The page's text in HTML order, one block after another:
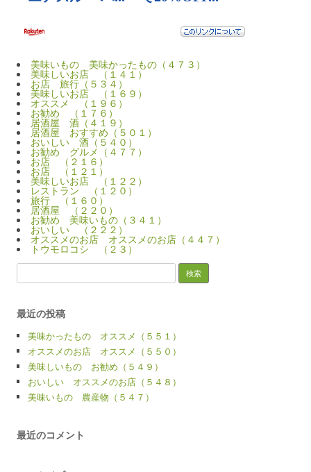
美味いもの 美味かったもの（４７３）
美味しいお店 （１４１）
お店 旅行（５３４）
美味しいお店 （１６９）
オススメ （１９６）
お勧め （１７６）
居酒屋 酒（４１９）
居酒屋 おすすめ（５０１）
おいしい 酒（５４０）
お勧め グルメ（４７７）
お店 （２１６）
お店 （１２１）
美味しいお店 （１２２）
レストラン （１２０）
旅行 （１６０）
居酒屋 （２２０）
お勧め 美味いもの（３４１）
おいしい （２２２）
オススメのお店 オススメのお店（４４７）
トウモロコシ （２３）
索:
最近の投稿
美味かったもの オススメ（５５１）
オススメのお店 オススメ（５５０）
美味しいもの お勧め（５４９）
おいしい オススメのお店（５４８）
美味いもの 農産物（５４７）
最近のコメント